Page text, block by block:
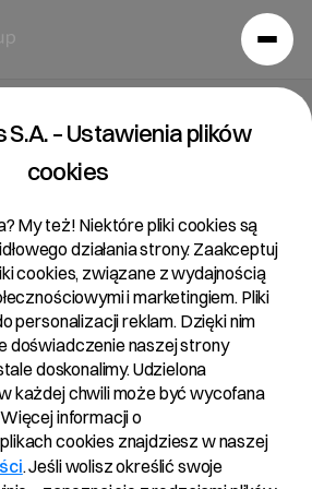
21/2022
– znaczne pakiety
o ofercie – nabycie lub zbycie
akcji
S.A. – Ustawienia plików
cookies
My też! Niektóre pliki cookies są
działania strony. Zaakceptuj
cookies, związane z wydajnością
i marketingiem. Pliki
personalizacji reklam. Dzięki nim
doświadczenie naszej strony
doskonalimy. Udzielona
każdej chwili może być wycofana
informacji o
cookies znajdziesz w naszej
. Jeśli wolisz określić swoje